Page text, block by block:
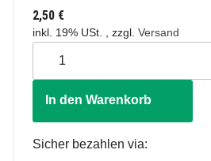
2,50 €
inkl. 19% USt. , zzgl. Versand
In den Warenkorb
Sicher bezahlen via: